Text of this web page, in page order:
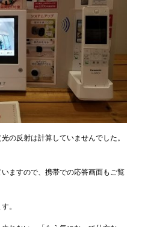
の反射は計算していませんでした。
ますので、携帯での応答画面もご覧
。